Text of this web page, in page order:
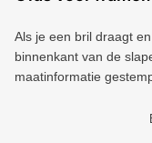
Als je een bril draagt
binnenkant van de
maatinformatie